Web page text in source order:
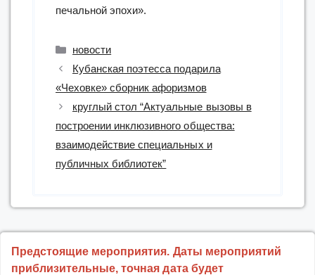
печальной эпохи».
Рубрики
новости
Кубанская поэтесса подарила
«Чеховке» сборник афоризмов
круглый стол “Актуальные вызовы в
построении инклюзивного общества:
взаимодействие специальных и
публичных библиотек”
Предстоящие мероприятия. Даты мероприятий
приблизительные, точная дата будет